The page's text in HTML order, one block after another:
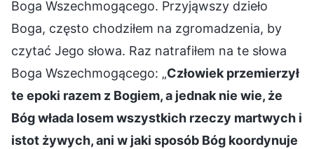
Boga Wszechmogącego. Przyjąwszy dzieło
Boga, często chodziłem na zgromadzenia, by
czytać Jego słowa. Raz natrafiłem na te słowa
Boga Wszechmogącego: „Człowiek przemierzył
te epoki razem z Bogiem, a jednak nie wie, że
Bóg włada losem wszystkich rzeczy martwych i
istot żywych, ani w jaki sposób Bóg koordynuje